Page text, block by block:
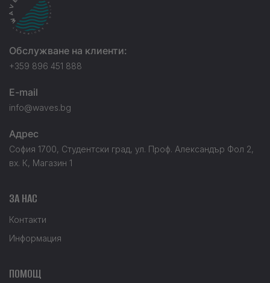
Обслужване на клиенти:
+359 896 451 888
E-mail
info@waves.bg
Адрес
София 1700, Студентски град, ул. Проф. Александър Фол 2,
вх. К, Магазин 1
ЗА НАС
Контакти
Информация
ПОМОЩ